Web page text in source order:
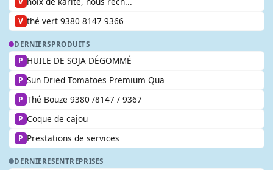
V thé vert 9380 8147 9366
DERNIERSPRODUITS
P HUILE DE SOJA DÉGOMMÉ
P Sun Dried Tomatoes Premium Qua
P Thé Bouze 9380 /8147 / 9367
P Coque de cajou
P Prestations de services
DERNIERESENTREPRISES